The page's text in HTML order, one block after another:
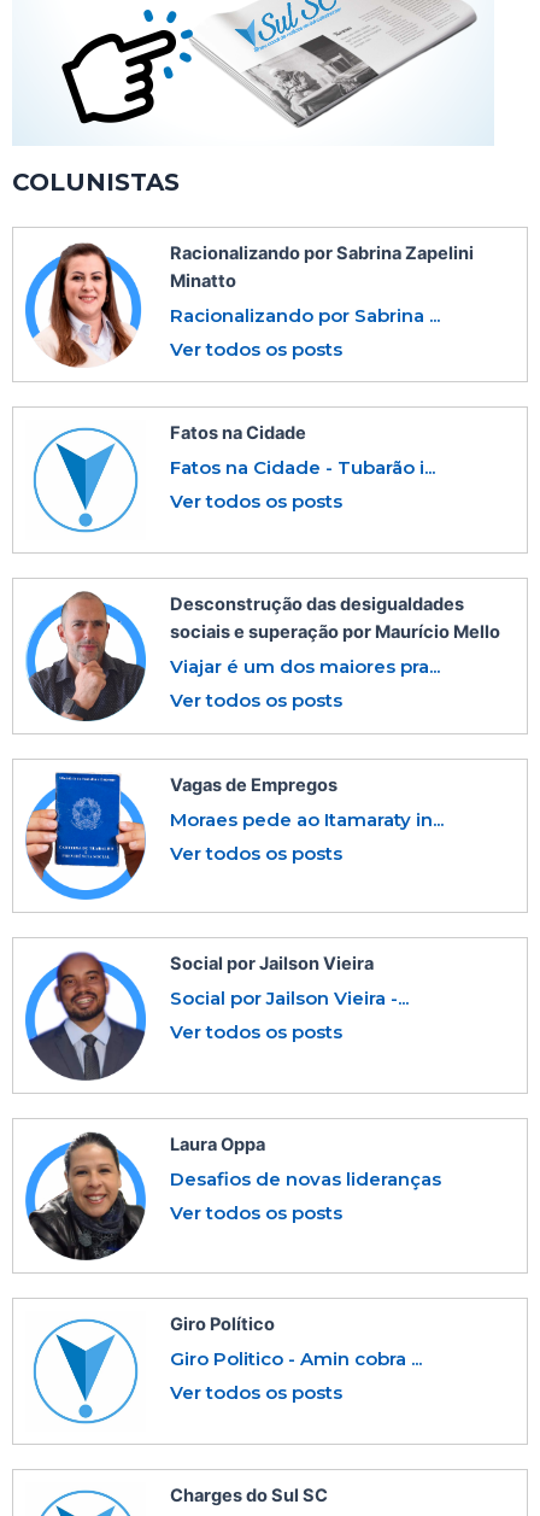
COLUNISTAS
Racionalizando por Sabrina Zapelini
Minatto
Racionalizando por Sabrina ...
Ver todos os posts
Fatos na Cidade
Fatos na Cidade - Tubarão i...
Ver todos os posts
Desconstrução das desigualdades
sociais e superação por Maurício Mello
Viajar é um dos maiores pra...
Ver todos os posts
Vagas de Empregos
Moraes pede ao Itamaraty in...
Ver todos os posts
Social por Jailson Vieira
Social por Jailson Vieira -...
Ver todos os posts
Laura Oppa
Desafios de novas lideranças
Ver todos os posts
Giro Político
Giro Politico - Amin cobra ...
Ver todos os posts
Charges do Sul SC